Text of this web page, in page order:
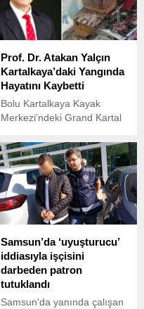
otogaz fiyatlarında düşüş
yaşanması öngörülüyor.
Prof. Dr. Atakan Yalçın
Kartalkaya’daki Yangında
Hayatını Kaybetti
Bolu Kartalkaya Kayak
Merkezi’ndeki Grand Kartal
civarında başlayan yangın,
korkunç bir felakete yol
açarak 66 kişinin hayatını
kaybetmesine sebep oldu.
Samsun’da ‘uyuşturucu’
iddiasıyla işçisini
darbeden patron
tutuklandı
Samsun'da yanında çalışan